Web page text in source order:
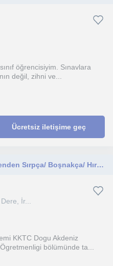
öğrencisiyim. Sınavlara
değil, zihni ve...
Ücretsiz iletişime geç
Online olarak tecrübeli öğretmenden Sırpça/ Boşnakça/ Hırvatça gramer ve konuşma dersi
İr...
KKTC Dogu Akdeniz
bölümünde ta...